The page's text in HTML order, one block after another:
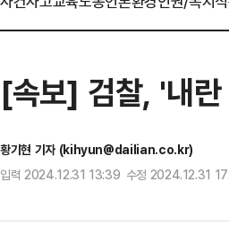
[속보] 검찰, '내란
황기현 기자 (kihyun@dailian.co.kr)
입력 2024.12.31 13:39 수정 2024.12.31